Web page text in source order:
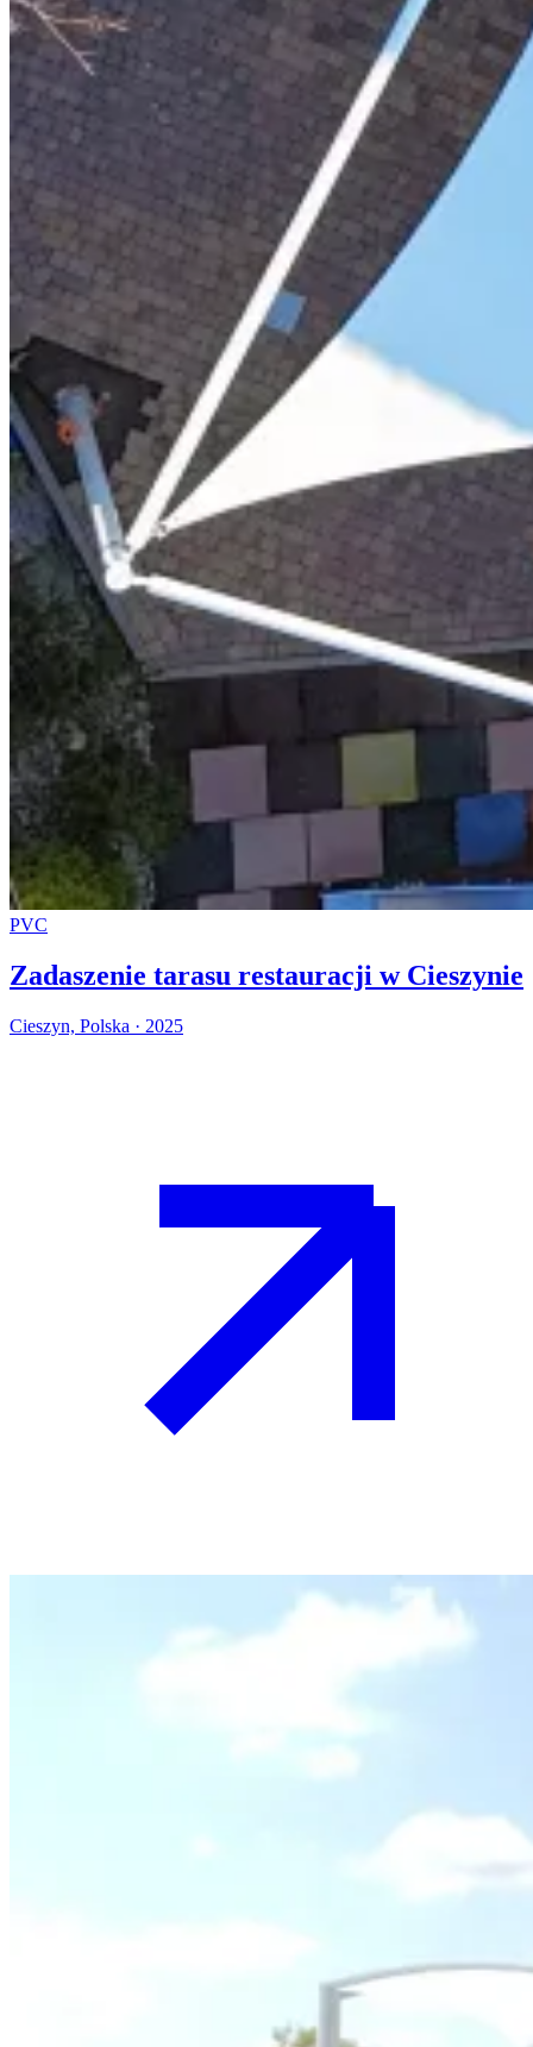
PVC
Zadaszenie tarasu restauracji w Cieszynie
Cieszyn, Polska · 2025